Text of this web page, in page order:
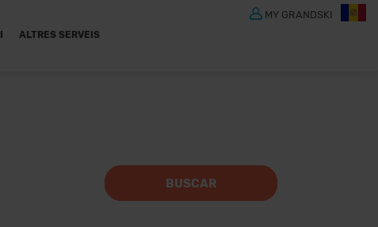
ALTRES SERVEIS
MY GRANDSKI
BUSCAR